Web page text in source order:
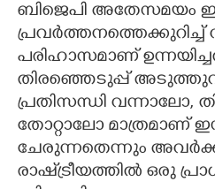
ബിജെപി അതേസമയം
പ്രവർത്തനത്തെക്കുറിച്ച്
പരിഹാസമാണ്
തിരഞ്ഞെടുപ്പ്
പ്രതിസന്ധി വന്നാലോ,
തോറ്റാലോ മാത്രമാണ്
ചേരുന്നതെന്നും
രാഷ്‌ട്രീയത്തിൽ ഒരു